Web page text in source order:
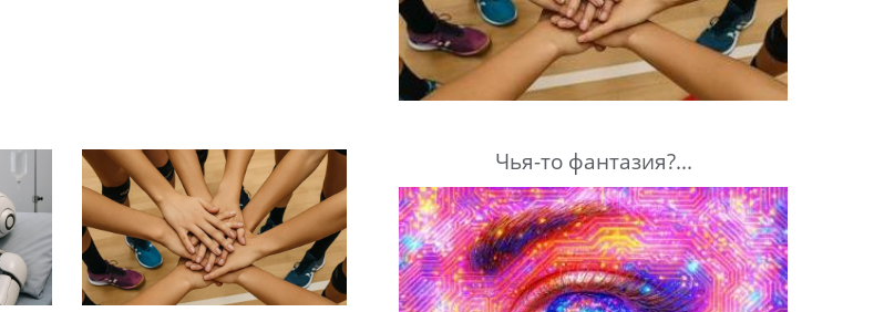
Чья-то фантазия?...